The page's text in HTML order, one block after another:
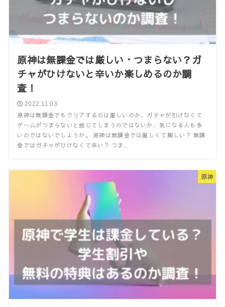
原神は無課金では厳しい・つまらない？ガ
チャがひけないと辛いか楽しめるのか調
査！
2022.11.03
原神は無課金でもクリアするのは厳しいのか、ガチャが引けなくて
ゲームがつまらないと感じてしまうのではないか、気になる人も多
いのではないでしょうか。 原神は無課金では厳しくて難しい？ 無課
金ではガチャがひけなくて辛い？ つま...
原神